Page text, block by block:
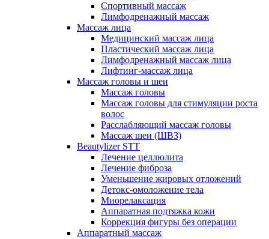
Спортивный массаж
Лимфодренажный массаж
Массаж лица
Медицинский массаж лица
Пластический массаж лица
Лимфодренажный массаж лица
Лифтинг-массаж лица
Массаж головы и шеи
Массаж головы
Массаж головы для стимуляции роста
волос
Расслабляющий массаж головы
Массаж шеи (ШВЗ)
Beautylizer STT
Лечение целлюлита
Лечение фиброза
Уменьшение жировых отложений
Детокс-омоложение тела
Миорелаксация
Аппаратная подтяжка кожи
Коррекция фигуры без операции
Аппаратный массаж